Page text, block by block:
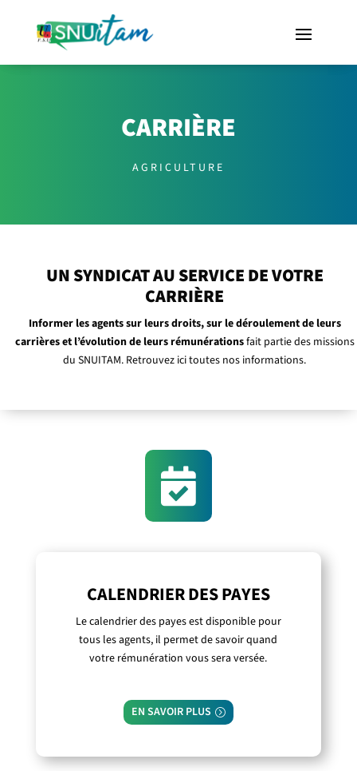
CARRIÈRE
AGRICULTURE
UN SYNDICAT AU SERVICE DE VOTRE
CARRIÈRE
Informer les agents sur leurs droits, sur le déroulement de leurs
carrières et l’évolution de leurs rémunérationsfait partie des missions
du SNUITAM. Retrouvez ici toutes nos informations.

CALENDRIER DES PAYES
Le calendrier des payes est disponible pour
tous les agents, il permet de savoir quand
votre rémunération vous sera versée.
EN SAVOIR PLUS